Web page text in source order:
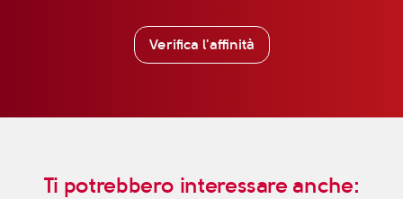
Verifica l'affinità
Ti potrebbero interessare anche: